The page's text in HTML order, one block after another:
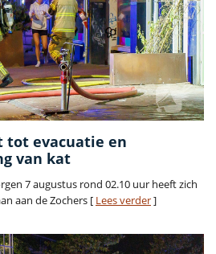
tot evacuatie en
van kat
7 augustus rond 02.10 uur heeft zich
aan de Zochers [ Lees verder]